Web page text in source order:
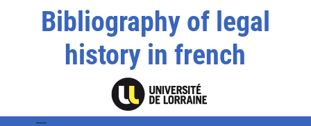
Bibliography of legal
history in french